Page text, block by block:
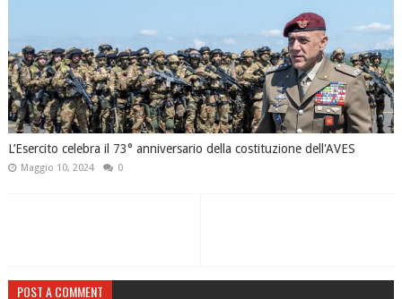
L’Esercito celebra il 73° anniversario della costituzione dell'AVES
Maggio 10, 2024 0
POST A COMMENT